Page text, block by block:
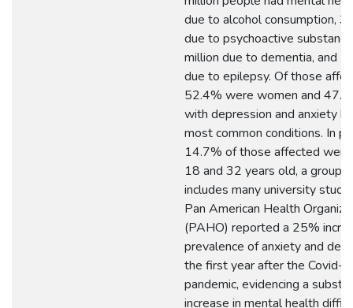
due to alcohol consumption,
due to psychoactive
million due to dementia, and
due to epilepsy. Of those
52.4% were women and
with depression and anxiety
most common conditions. In
14.7% of those affected
18 and 32 years old, a group
includes many university
Pan American Health
(PAHO) reported a 25%
prevalence of anxiety and
the first year after the Covid-
pandemic, evidencing a
increase in mental health